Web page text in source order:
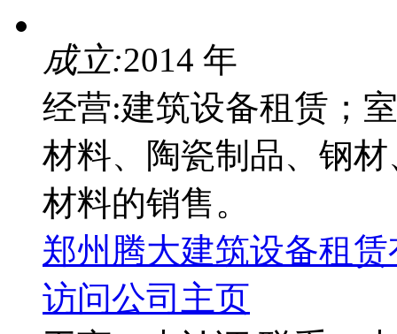
成立:2014 年
经营:建筑设备租赁；
材料、陶瓷制品、钢
材料的销售。
郑州腾大建筑设备租
访问公司主页